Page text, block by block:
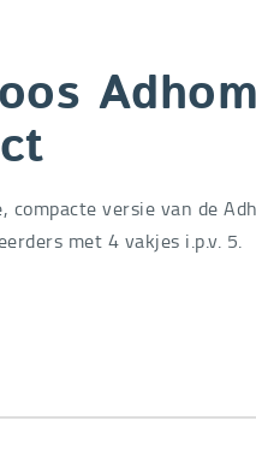
compacte versie van de
met 4 vakjes i.p.v. 5.